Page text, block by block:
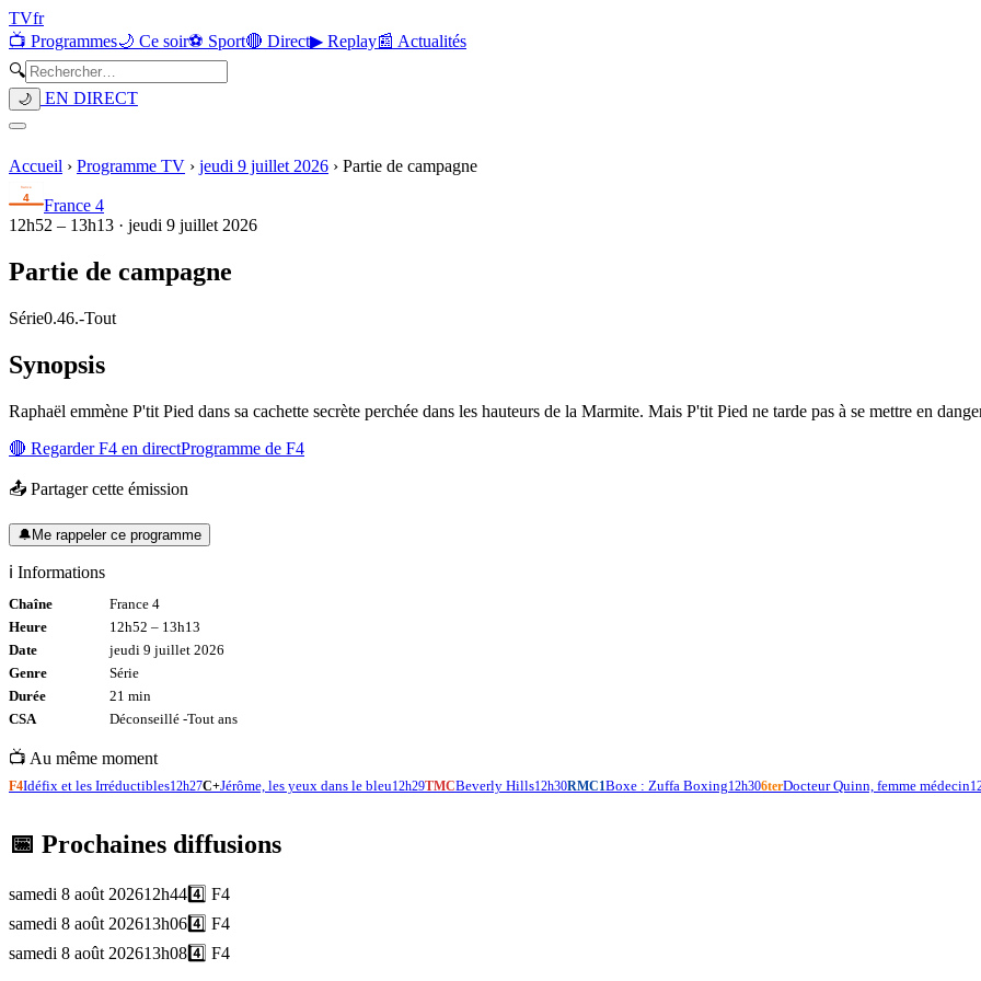
TVfr
📺 Programmes🌙 Ce soir⚽ Sport🔴 Direct▶ Replay📰 Actualités
🔍
🌙 EN DIRECT
Accueil › Programme TV › jeudi 9 juillet 2026 › Partie de campagne
France 4
12h52 – 13h13 · jeudi 9 juillet 2026
Partie de campagne
Série0.46.-Tout
Synopsis
Raphaël emmène P'tit Pied dans sa cachette secrète perchée dans les hauteurs de la Marmite. Mais P'tit Pied ne tarde pas à se mettre en
🔴 RegarderF4 en directProgramme de F4
📤 Partager cette émission
🔔Me rappeler ce programme
ℹ️ Informations
Chaîne
France 4
Heure
12h52 – 13h13
Date
jeudi 9 juillet 2026
Genre
Série
Durée
21 min
CSA
Déconseillé -Tout ans
📺 Au même moment
F4Idéfix et les Irréductibles12h27C+Jérôme, les yeux dans le bleu12h29TMCBeverly Hills12h30RMC1Boxe : Zuffa Boxing12h306terDocteur Quinn, femme médecin
📅 Prochaines diffusions
samedi 8 août 202612h444️⃣ F4
samedi 8 août 202613h064️⃣ F4
samedi 8 août 202613h084️⃣ F4